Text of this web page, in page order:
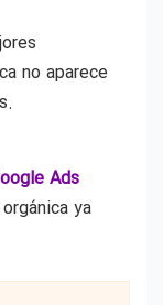
no aparece
Ads
ya